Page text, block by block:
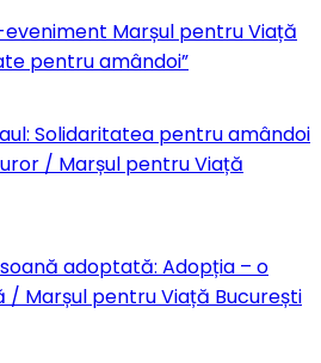
Marșul pentru Viață
pentru amândoi”
Solidaritatea pentru amândoi
/ Marșul pentru Viață
adoptată: Adopția – o
/ Marșul pentru Viață București